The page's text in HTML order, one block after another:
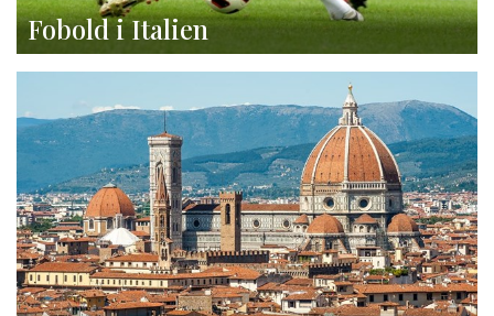
Fobold i Italien